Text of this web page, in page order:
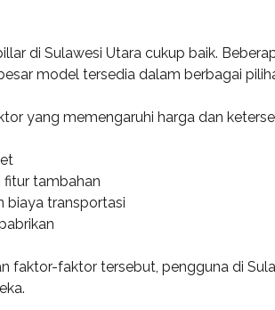
di Sulawesi Utara cukup baik.
model tersedia dalam berbagai
yang memengaruhi harga dan
fitur tambahan
biaya transportasi
faktor-faktor tersebut, pengguna di